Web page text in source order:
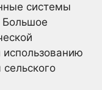
системы
Большое
использованию